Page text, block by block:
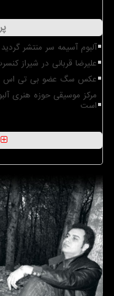
آلبوم آسیمه سر منتشر
علیرضا قربانی در شیراز
عکس سگ عضو بی تی اس
مرکز موسیقی حوزه هنری
است